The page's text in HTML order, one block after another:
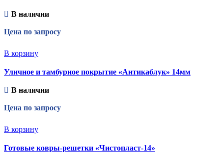
В наличии
Цена по запросу
В корзину
Уличное и тамбурное покрытие «Антикаблук» 14мм
В наличии
Цена по запросу
В корзину
Готовые ковры-решетки «Чистопласт-14»